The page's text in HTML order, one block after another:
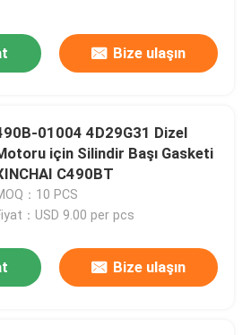
Bize ulaşın
01004 4D29G31 Dizel
için Silindir Başı Gasketi
C490BT
：10 PCS
：USD 9.00 per pcs
Bize ulaşın